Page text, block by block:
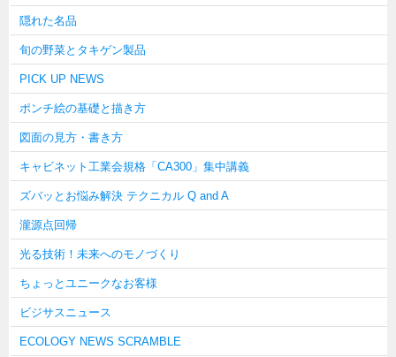
隠れた名品
旬の野菜とタキゲン製品
PICK UP NEWS
ポンチ絵の基礎と描き方
図面の見方・書き方
キャビネット工業会規格「CA300」集中講義
ズバッとお悩み解決 テクニカル Q and A
瀧源点回帰
光る技術！未来へのモノづくり
ちょっとユニークなお客様
ビジサスニュース
ECOLOGY NEWS SCRAMBLE